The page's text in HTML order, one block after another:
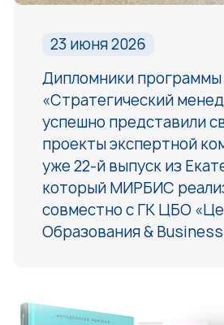
23 июня 2026
Дипломники программы
«Стратегический
успешно представили
проекты экспертной
уже 22-й выпуск из
который МИРБИС
совместно с ГК ЦБО
Образования &